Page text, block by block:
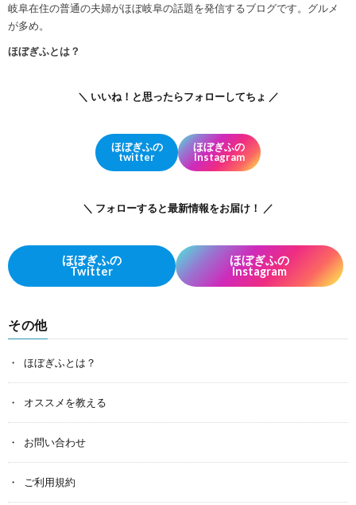
岐阜在住の普通の夫婦がほぼ岐阜の話題を発信するブログです。グルメ
が多め。
ほぼぎふとは？
＼ いいね！と思ったらフォローしてちょ ／
ほぼぎふの
twitter
ほぼぎふの
Instagram
＼ フォローすると最新情報をお届け！ ／
ほぼぎふの
Twitter
ほぼぎふの
Instagram
その他
ほぼぎふとは？
オススメを教える
お問い合わせ
ご利用規約